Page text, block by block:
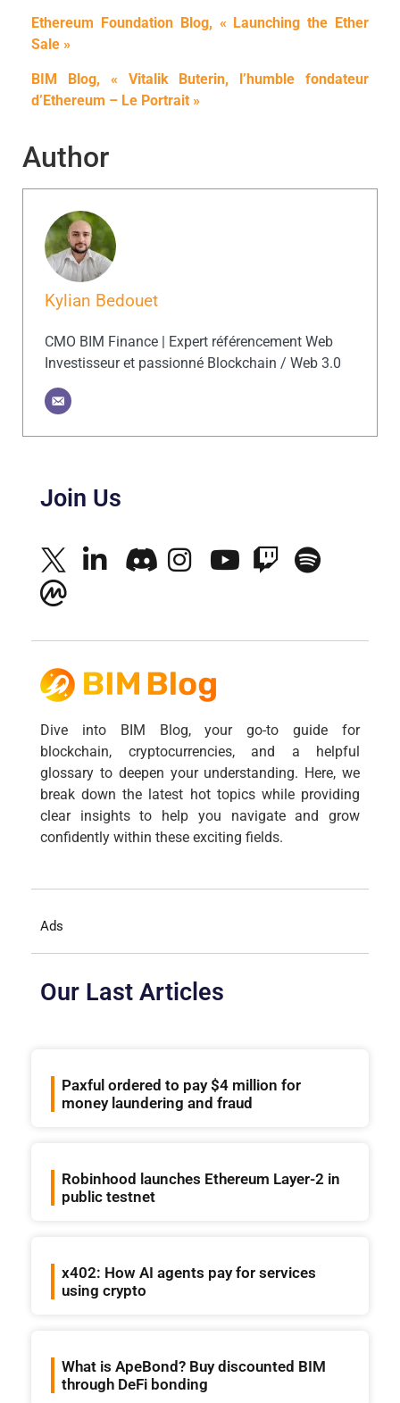
Ethereum Foundation Blog, « Launching the Ether
Sale »
BIM Blog, « Vitalik Buterin, l’humble fondateur
d’Ethereum – Le Portrait »
Author
Kylian Bedouet
CMO BIM Finance | Expert référencement Web
Investisseur et passionné Blockchain / Web 3.0
Join Us
Dive into BIM Blog, your go-to guide for
blockchain, cryptocurrencies, and a helpful
glossary to deepen your understanding. Here, we
break down the latest hot topics while providing
clear insights to help you navigate and grow
confidently within these exciting fields.
Ads
Our Last Articles
Paxful ordered to pay $4 million for
money laundering and fraud
Robinhood launches Ethereum Layer-2 in
public testnet
x402: How AI agents pay for services
using crypto
What is ApeBond? Buy discounted BIM
through DeFi bonding